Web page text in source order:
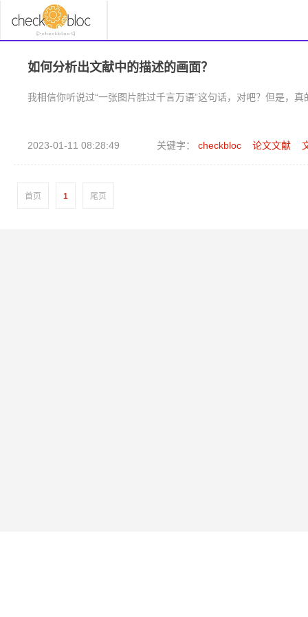
如何分析出文献中的描述的画面？
我相信你听说过“一张图片胜过千言万语”这句话，对吧？但是，
2023-01-11 08:28:49 关键字： checkbloc 论文文献
首页 1 尾页